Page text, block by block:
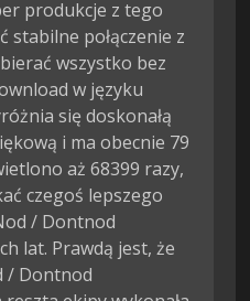
produkcje z tego
stabilne połączenie z
wszystko bez
w języku
się doskonałą
i ma obecnie 79
aż 68399 razy,
czegoś lepszego
/ Dontnod
lat. Prawdą jest, że
/ Dontnod